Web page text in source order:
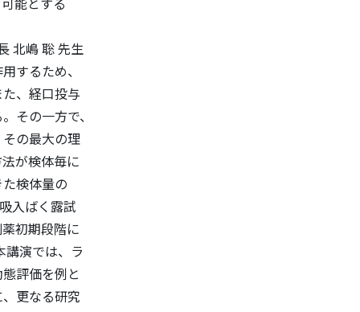
聡 先生
るため、
経口投与
一方で、
最大の理
検体毎に
体量の
ばく露試
期段階に
では、ラ
価を例と
なる研究